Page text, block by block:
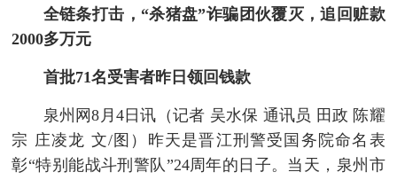
全链条打击，“杀猪盘”诈骗团伙覆灭，追回赃款
2000多万元
首批71名受害者昨日领回钱款
泉州网8月4日讯（记者 吴水保 通讯员 田政 陈耀
宗 庄凌龙 文/图）昨天是晋江刑警受国务院命名表
彰“特别能战斗刑警队”24周年的日子。当天，泉州市